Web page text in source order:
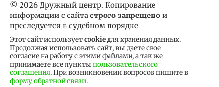
© 2026 Дружный центр. Копирование
информации с сайта строго запрещено и
преследуется в судебном порядке
Этот сайт используетcookieдля хранения данных.
Продолжая использовать сайт, вы даете свое
согласие на работу с этими файлами, а так же
принимаете все пункты пользовательского
соглашения. При возникновении вопросов пишите в
форму обратной связи.